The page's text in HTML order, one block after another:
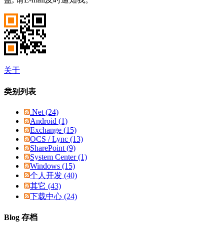
关于
类别列表
.Net (24)
Android (1)
Exchange (15)
OCS / Lync (13)
SharePoint (9)
System Center (1)
Windows (15)
个人开发 (40)
其它 (43)
下载中心 (24)
Blog 存档